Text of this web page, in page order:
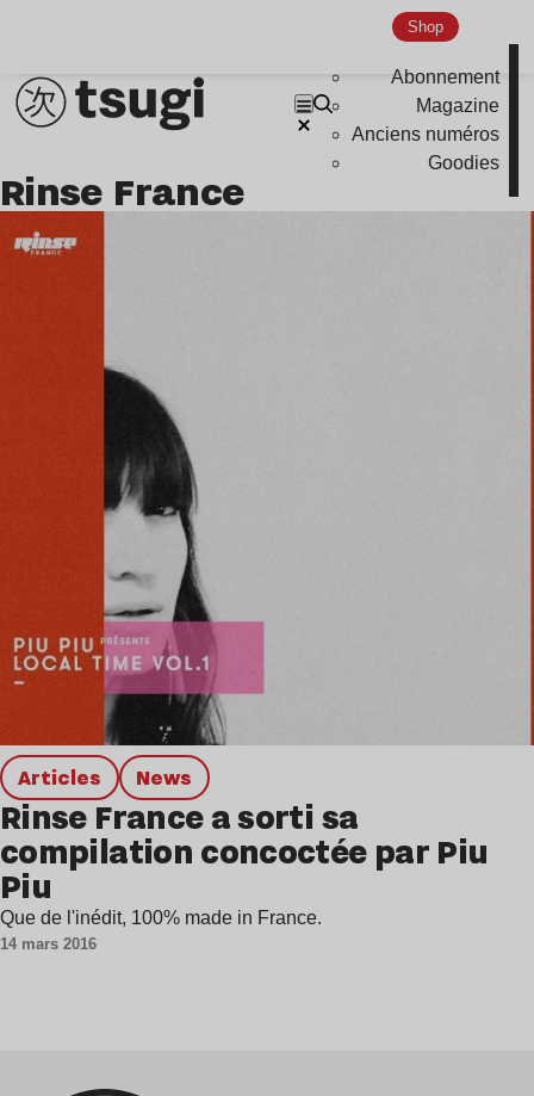
Shop
Abonnement
Magazine
Anciens numéros
Goodies
Rinse France
Articles news
Rinse France a sorti sa
compilation concoctée par Piu
Piu
Que de l'inédit, 100% made in France.
14 mars 2016